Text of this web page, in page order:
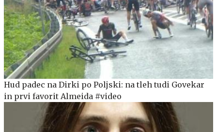
Hud padec na Dirki po Poljski: na tleh tudi Govekar
in prvi favorit Almeida #video